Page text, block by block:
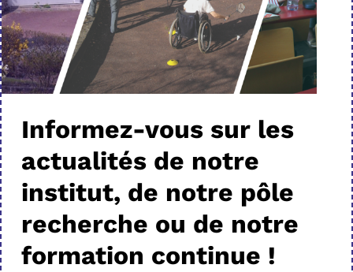
Informez-vous sur les
actualités de notre
institut, de notre pôle
recherche ou de notre
formation continue !